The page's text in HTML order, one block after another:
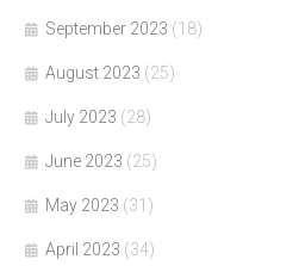
September 2023 (18)
August 2023 (25)
July 2023 (28)
June 2023 (25)
May 2023 (31)
April 2023 (34)